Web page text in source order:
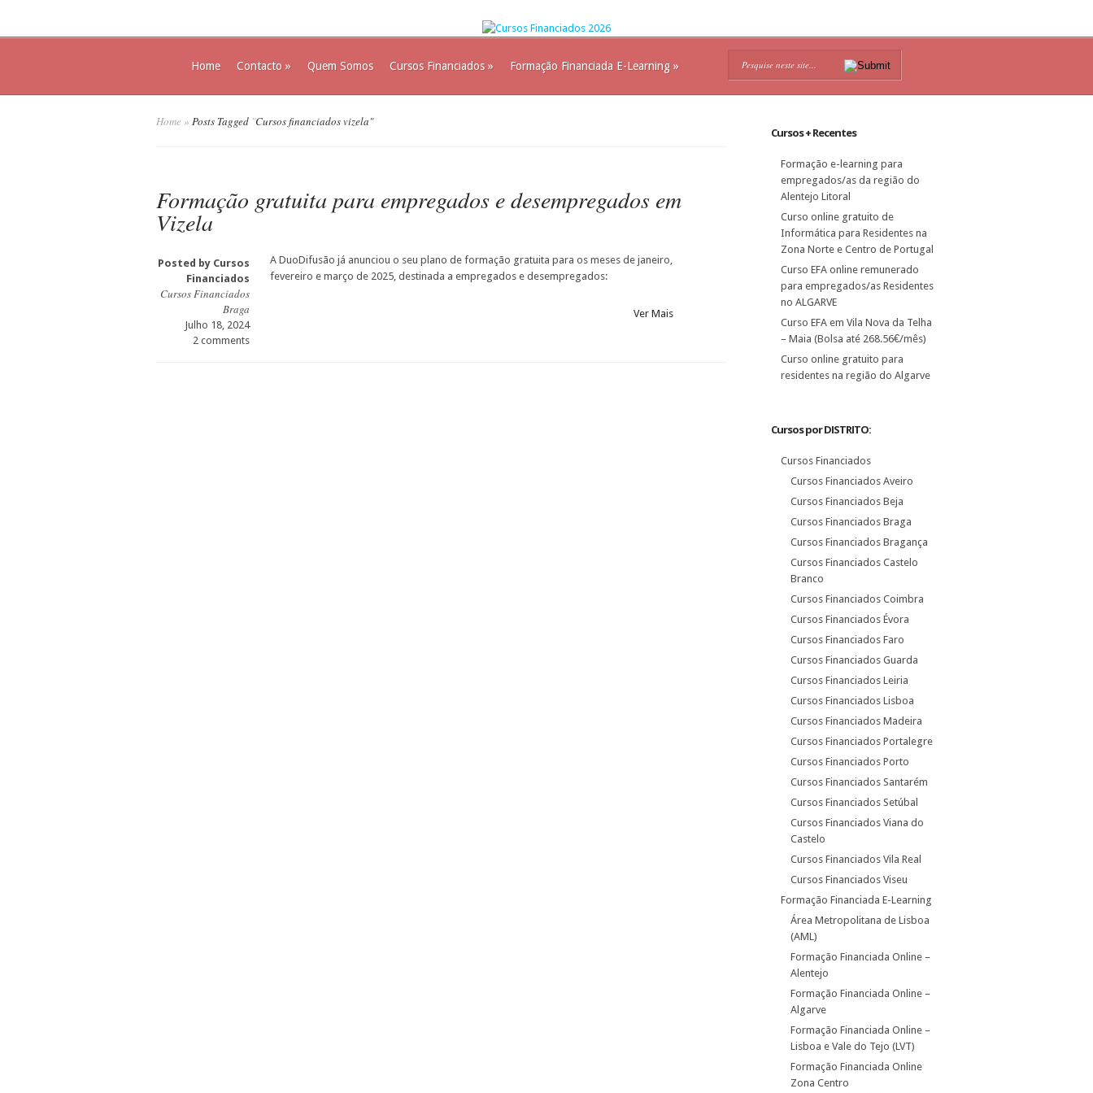
Home Contacto » Quem Somos Cursos Financiados» Formação Financiada E-Learning »
Home » Posts Tagged "Cursos financiados vizela"
Formação gratuita para empregados e desempregados em
Vizela
Posted by Cursos
Financiados
Cursos Financiados
Braga
Julho 18, 2024
2 comments
A DuoDifusão já anunciou o seu plano de formação gratuita para os meses de janeiro,
fevereiro e março de 2025, destinada a empregados e desempregados:
Ver Mais
Cursos + Recentes
Formação e-learning para
empregados/as da região do
Alentejo Litoral
Curso online gratuito de
Informática para Residentes na
Zona Norte e Centro de Portugal
Curso EFA online remunerado
para empregados/as Residentes
no ALGARVE
Curso EFA em Vila Nova da Telha
– Maia (Bolsa até 268.56€/mês)
Curso online gratuito para
residentes na região do Algarve
Cursos por DISTRITO:
Cursos Financiados
Cursos Financiados Aveiro
Cursos Financiados Beja
Cursos Financiados Braga
Cursos Financiados Bragança
Cursos Financiados Castelo
Branco
Cursos Financiados Coimbra
Cursos Financiados Évora
Cursos Financiados Faro
Cursos Financiados Guarda
Cursos Financiados Leiria
Cursos Financiados Lisboa
Cursos Financiados Madeira
Cursos Financiados Portalegre
Cursos Financiados Porto
Cursos Financiados Santarém
Cursos Financiados Setúbal
Cursos Financiados Viana do
Castelo
Cursos Financiados Vila Real
Cursos Financiados Viseu
Formação Financiada E-Learning
Área Metropolitana de Lisboa
(AML)
Formação Financiada Online –
Alentejo
Formação Financiada Online –
Algarve
Formação Financiada Online –
Lisboa e Vale do Tejo (LVT)
Formação Financiada Online
Zona Centro